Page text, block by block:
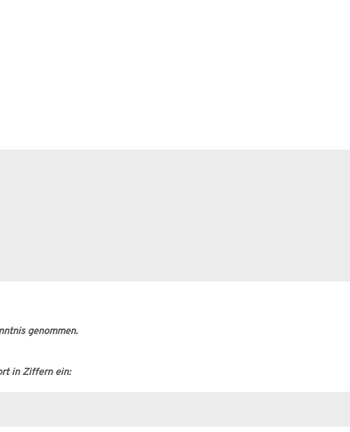
genommen.
in Ziffern ein: